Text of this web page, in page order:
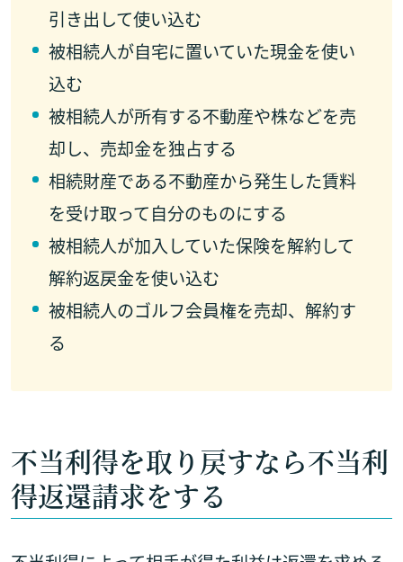
引き出して使い込む
被相続人が自宅に置いていた現金を使い
込む
被相続人が所有する不動産や株などを売
却し、売却金を独占する
相続財産である不動産から発生した賃料
を受け取って自分のものにする
被相続人が加入していた保険を解約して
解約返戻金を使い込む
被相続人のゴルフ会員権を売却、解約す
る
不当利得を取り戻すなら不当利
得返還請求をする